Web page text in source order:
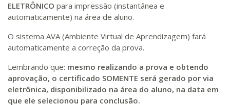
ELETRÔNICO para impressão (instantânea e
automaticamente) na área de aluno.
O sistema AVA (Ambiente Virtual de Aprendizagem) fará
automaticamente a correção da prova.
Lembrando que: mesmo realizando a prova e obtendo
aprovação, o certificado SOMENTE será gerado por via
eletrônica, disponibilizado na área do aluno, na data em
que ele selecionou para conclusão.